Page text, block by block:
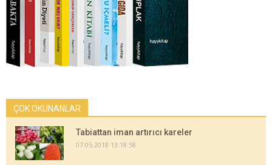
ÇOK OKUNANLAR
Tabiattan iman artırıcı kareler
07.05.2018 13:18:58